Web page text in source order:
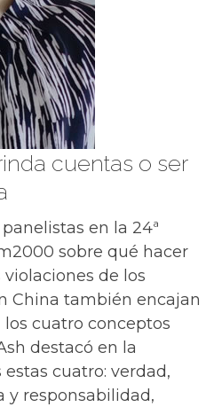
cuentas o ser
en la 24ª
sobre qué hacer
de los
China también encajan
cuatro conceptos
destacó en la
cuatro: verdad,
y responsabilidad,